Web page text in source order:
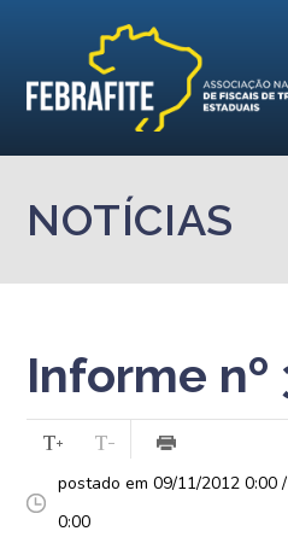
NOTÍCIAS
Informe nº
postado em 09/11/2012 0:00
0:00